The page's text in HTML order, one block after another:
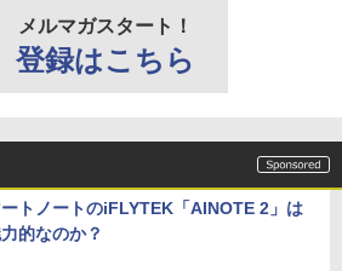
メルマガスタート！
登録はこちら
トノートのiFLYTEK「AINOTE 2」は
的なのか？